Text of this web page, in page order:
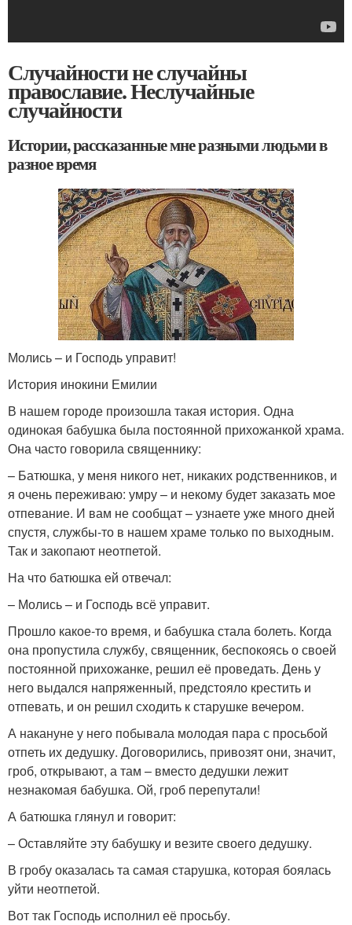
Случайности не случайны
православие. Неслучайные
случайности
Истории, рассказанные мне разными людьми в
разное время
Молись – и Господь управит!
История инокини Емилии
В нашем городе произошла такая история. Одна
одинокая бабушка была постоянной прихожанкой храма.
Она часто говорила священнику:
– Батюшка, у меня никого нет, никаких родственников, и
я очень переживаю: умру – и некому будет заказать мое
отпевание. И вам не сообщат – узнаете уже много дней
спустя, службы-то в нашем храме только по выходным.
Так и закопают неотпетой.
На что батюшка ей отвечал:
– Молись – и Господь всё управит.
Прошло какое-то время, и бабушка стала болеть. Когда
она пропустила службу, священник, беспокоясь о своей
постоянной прихожанке, решил её проведать. День у
него выдался напряженный, предстояло крестить и
отпевать, и он решил сходить к старушке вечером.
А накануне у него побывала молодая пара с просьбой
отпеть их дедушку. Договорились, привозят они, значит,
гроб, открывают, а там – вместо дедушки лежит
незнакомая бабушка. Ой, гроб перепутали!
А батюшка глянул и говорит:
– Оставляйте эту бабушку и везите своего дедушку.
В гробу оказалась та самая старушка, которая боялась
уйти неотпетой.
Вот так Господь исполнил её просьбу.